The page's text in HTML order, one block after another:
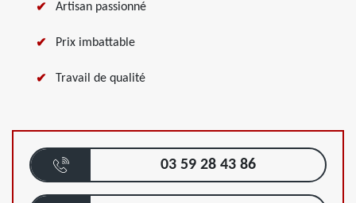
Artisan passionné
Prix imbattable
Travail de qualité
03 59 28 43 86